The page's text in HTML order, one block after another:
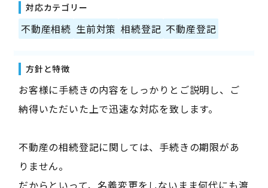
対応カテゴリー
不動産相続 生前対策 相続登記 不動産登記
方針と特徴
お客様に手続きの内容をしっかりとご説明し、ご
納得いただいた上で迅速な対応を致します。
不動産の相続登記に関しては、手続きの期限があ
りません。
だからといって、名義変更をしないまま何代にも渡